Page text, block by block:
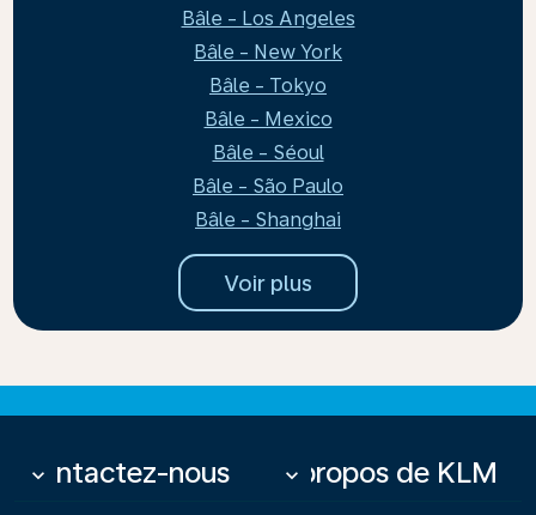
Bâle - Los Angeles
Bâle - New York
Bâle - Tokyo
Bâle - Mexico
Bâle - Séoul
Bâle - São Paulo
Bâle - Shanghai
Voir plus
Contactez-nous
keyboard_arrow_down À propos de KLM
keyboard_arrow_down